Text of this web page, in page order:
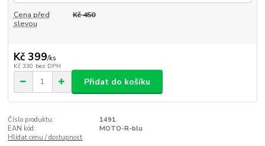
Cena před
slevou
Kč 450
Kč 399/ks
Kč 330 bez DPH
Přidat do košíku
Číslo produktu:
1491
EAN kód:
MOTO-R-blu
Hlídat cenu / dostupnost